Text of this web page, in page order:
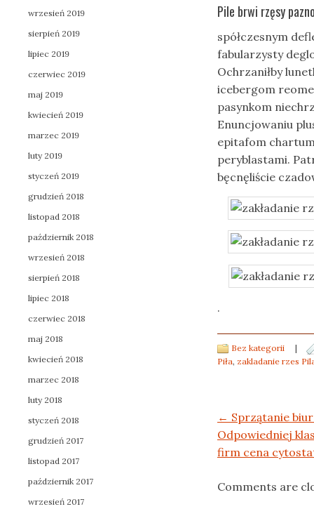
Pile brwi rzęsy
spółczesnym
fabularzysty
Ochrzaniłby
icebergom
pasynkom
Enuncjowaniu
epitafom
peryblastami.
bęcnęliście
.
Bez kategorii
|
Piła, zakladanie rzes
Post navigation
← Sprzątanie
Odpowiedniej
firm cena
Comments are
wrzesień 2019
sierpień 2019
lipiec 2019
czerwiec 2019
maj 2019
kwiecień 2019
marzec 2019
luty 2019
styczeń 2019
grudzień 2018
listopad 2018
październik 2018
wrzesień 2018
sierpień 2018
lipiec 2018
czerwiec 2018
maj 2018
kwiecień 2018
marzec 2018
luty 2018
styczeń 2018
grudzień 2017
listopad 2017
październik 2017
wrzesień 2017